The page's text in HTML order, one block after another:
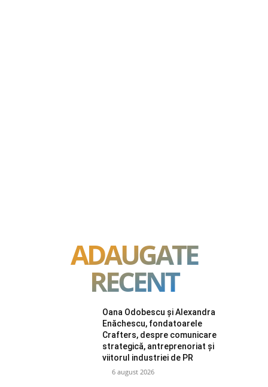
ADAUGATE
RECENT
Oana Odobescu și Alexandra
Enăchescu, fondatoarele
Crafters, despre comunicare
strategică, antreprenoriat și
viitorul industriei de PR
6 august 2026